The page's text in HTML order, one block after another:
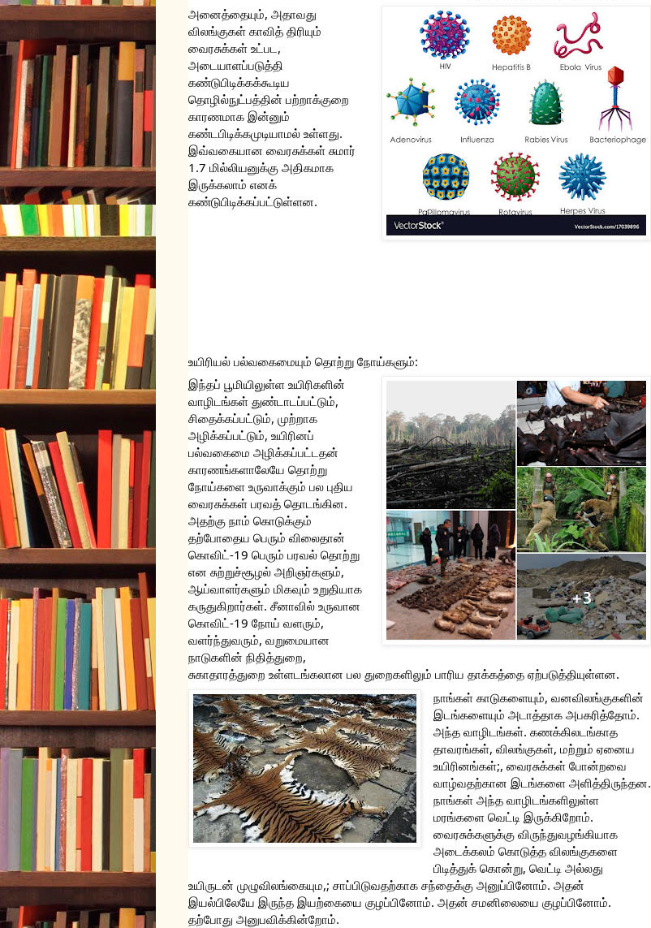
அனைத்தையும், அதாவது
விலங்குகள் காவித் திரியும்
வைரசுக்கள் உட்பட,
அடையாளப்படுத்தி
கண்டுபிடிக்கக்கூடிய
தொழில்நுட்பத்தின் பற்றாக்குறை
காரணமாக இன்னும்
கண்டபிடிக்கமுடியாமல் உள்ளது.
இவ்வகையான வைரசுக்கள் சுமார்
1.7 மில்லியனுக்கு அதிகமாக
இருக்கலாம் எனக்
கண்டுபிடிக்கப்பட்டுள்ளன.
உயிரியல் பல்வகைமையும் தொற்று நோய்களும்:
இந்தப் பூமியிலுள்ள உயிரிகளின்
சிதைக்கப்பட்டும், முற்றாக
அழிக்கப்பட்டும், உயிரினப்
பல்வகைமை அழிக்கப்பட்டதன்
காரணங்களாலேயே தொற்று
நோய்களை உருவாக்கும் பல புதிய
வைரசுக்கள் பரவத் தொடங்கின.
அதற்கு நாம் கொடுக்கும்
தற்போதைய பெரும் விலைதான்
கொவிட்-19 பெரும் பரவல் தொற்று
என சுற்றுச்சூழல் அறிஞர்களும்,
ஆய்வாளர்களும் மிகவும் உறுதியாக
கருதுகிறார்கள். சீனாவில் உருவான
கொவிட்-19 நோய் வளரும்,
வளர்ந்துவரும், வறுமையான
நாடுகளின் நிதித்துறை,
சுகாதாரத்துறை உள்ளடங்கலான பல துறைகளிலும் பாரிய தாக்கத்தை ஏற்படுத்தியுள்ளன.
நாங்கள் காடுகளையும், வனவிலங்குகளின்
இடங்களையும் அடாத்தாக அபகரித்தோம்.
அந்த வாழிடங்கள். கணக்கிலடங்காத
தாவரங்கள், விலங்குகள், மற்றும் ஏனைய
உயிரினங்கள்;, வைரசுக்கள் போன்றவை
வாழ்வதற்கான இடங்களை அளித்திருந்தன.
நாங்கள் அந்த வாழிடங்களிலுள்ள
மரங்களை வெட்டி இருக்கிறோம்.
வைரசுக்களுக்கு விருந்துவழங்கியாக
அடைக்கலம் கொடுத்த விலங்குகளை
பிடித்துக் கொன்று, வெட்டி அல்லது
உயிருடன் முழுவிலங்கையும,; சாப்பிடுவதற்காக சந்தைக்கு அனுப்பினோம். அதன்
இயல்பிலேயே இருந்த இயற்கையை குழப்பினோம். அதன் சமனிலையை குழப்பினோம்.
தற்போது அனுபவிக்கின்றோம்.